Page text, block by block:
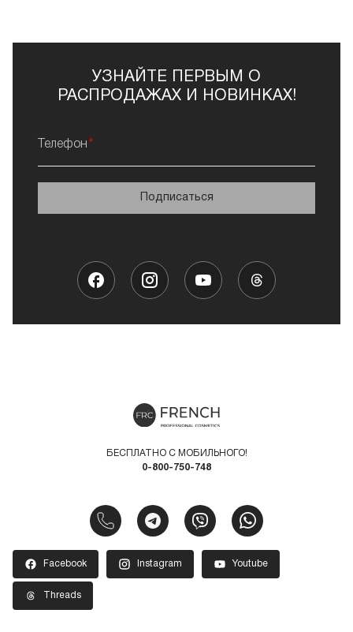
УЗНАЙТЕ ПЕРВЫМ О
РАСПРОДАЖАХ И НОВИНКАХ!
Телефон
Подписаться
БЕСПЛАТНО С МОБИЛЬНОГО!
0-800-750-748
Facebook Instagram Youtube
Threads